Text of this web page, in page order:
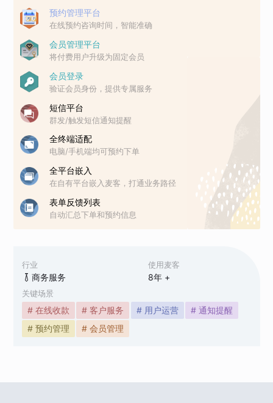
行业
商务服务
使用麦客
8年 +
关键场景
# 在线收款 # 客户服务 # 用户运营
# 通知提醒
# 预约管理
# 会员管理
预约管理平台
在线预约咨询时间，智能准确
会员管理平台
将付费用户升级为固定会员
会员登录
验证会员身份，提供专属服务
短信平台
群发/触发短信通知提醒
全终端适配
电脑/手机端均可预约下单
全平台嵌入
在自有平台嵌入麦客，打通业务路径
表单反馈列表
自动汇总下单和预约信息